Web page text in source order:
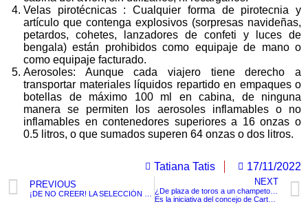
Velas pirotécnicas : Cualquier forma de pirotecnia y
artículo que contenga explosivos (sorpresas navideñas,
petardos, cohetes, lanzadores de confeti y luces de
bengala) están prohibidos como equipaje de mano o
como equipaje facturado.
Aerosoles: Aunque cada viajero tiene derecho a
transportar materiales líquidos repartido en empaques o
botellas de máximo 100 ml en cabina, de ninguna
manera se permiten los aerosoles inflamables o no
inflamables en contenedores superiores a 16 onzas o
0.5 litros, o que sumados superen 64 onzas o dos litros.
Tatiana Tatis 17/11/2022
PREVIOUS NEXT
¿De plaza de toros a un champetodromo?
Es la iniciativa del concejo de Cartagena